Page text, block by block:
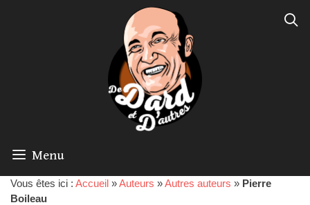
Menu
Vous êtes ici : Accueil »Auteurs »Autres auteurs » Pierre
Boileau